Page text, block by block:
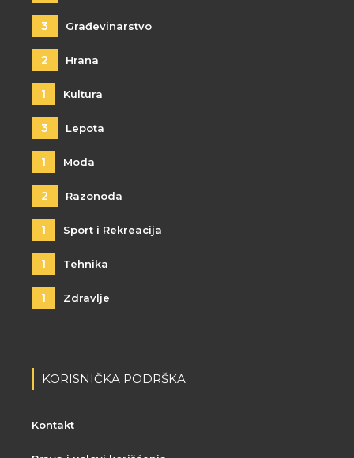
3 Građevinarstvo
2 Hrana
1 Kultura
3 Lepota
1 Moda
2 Razonoda
1 Sport i Rekreacija
1 Tehnika
1 Zdravlje
KORISNIČKA PODRŠKA
Kontakt